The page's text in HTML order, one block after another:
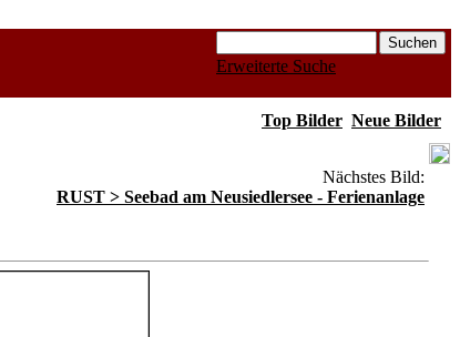
Erweiterte Suche
Top Bilder Neue Bilder
Nächstes Bild:
RUST > Seebad am Neusiedlersee - Ferienanlage